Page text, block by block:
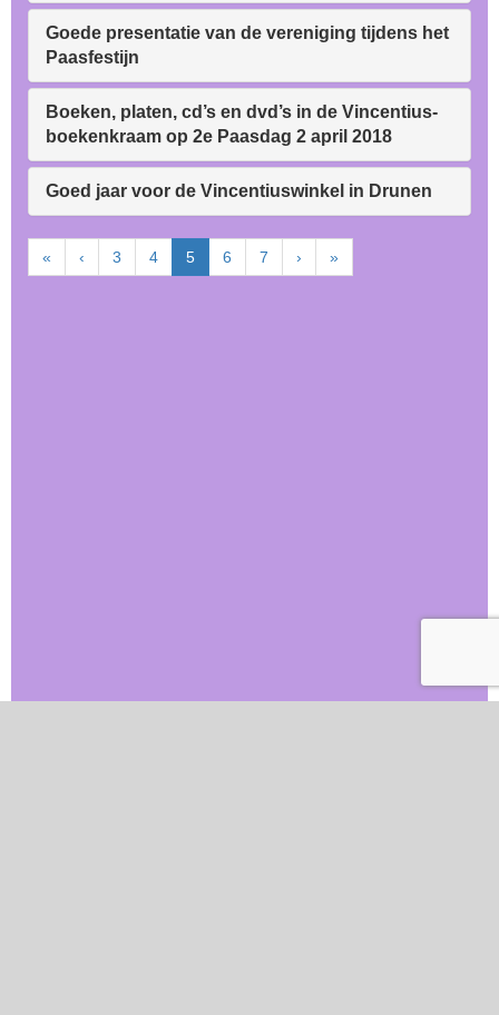
Goede presentatie van de vereniging tijdens het
Paasfestijn
Boeken, platen, cd’s en dvd’s in de Vincentius-
boekenkraam op 2e Paasdag 2 april 2018
Goed jaar voor de Vincentiuswinkel in Drunen
« ‹ 3 4 5 6 7 › »